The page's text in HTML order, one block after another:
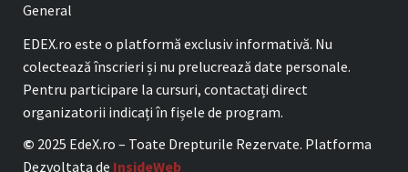
General
EDEX.ro este o platformă exclusiv informativă. Nu
colectează înscrieri și nu prelucrează date personale.
Pentru participare la cursuri, contactați direct
organizatorii indicați în fișele de program.
© 2025 EdeX.ro – Toate Drepturile Rezervate. Platforma
Dezvoltata de InsideWeb